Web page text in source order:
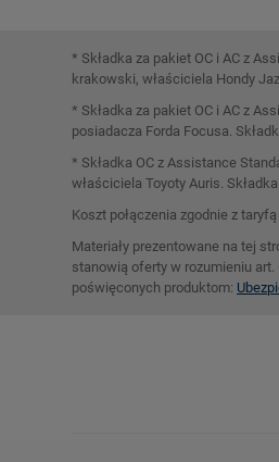
* Składka za pakiet OC i AC z
krakowski, właściciela Hondy
* Składka za pakiet OC i AC z
posiadacza Forda Focusa.
* Składka OC z Assistance
właściciela Toyoty Auris.
Koszt połączenia zgodnie z taryfą
Materiały prezentowane na tej
stanowią oferty w rozumieniu
poświęconych produktom: